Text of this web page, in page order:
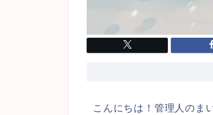
こんにちは！管理人のま